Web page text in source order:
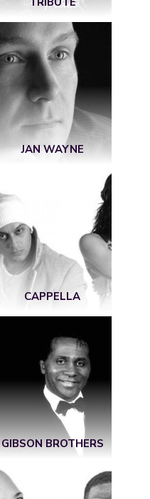
JAN WAYNE
CAPPELLA
GIBSON BROTHERS